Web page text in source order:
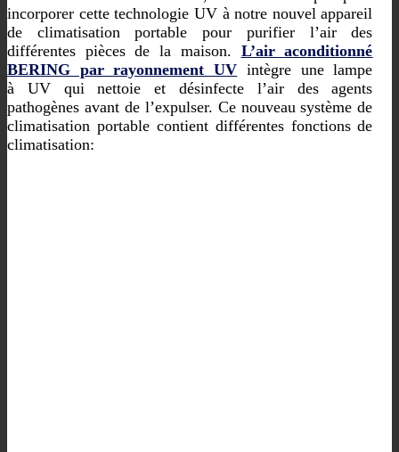
incorporer cette technologie UV à notre nouvel appareil
de climatisation portable pour purifier l’air des
différentes pièces de la maison. L’air aconditionné
BERING par rayonnement UV intègre une lampe
à UV qui nettoie et désinfecte l’air des agents
pathogènes avant de l’expulser. Ce nouveau système de
climatisation portable contient différentes fonctions de
climatisation: